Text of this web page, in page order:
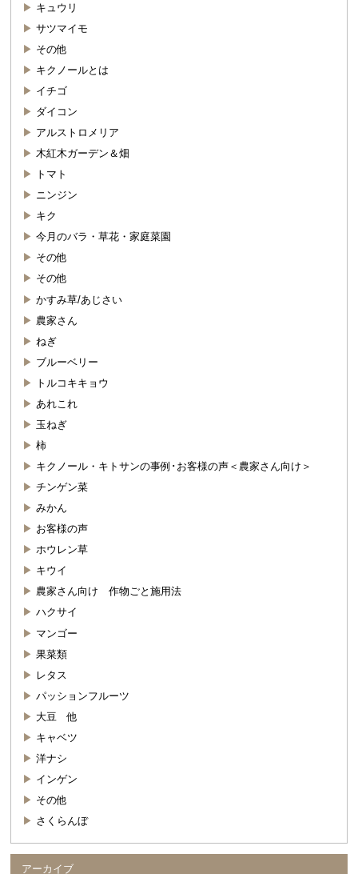
キュウリ
サツマイモ
その他
キクノールとは
イチゴ
ダイコン
アルストロメリア
木紅木ガーデン＆畑
トマト
ニンジン
キク
今月のバラ・草花・家庭菜園
その他
その他
かすみ草/あじさい
農家さん
ねぎ
ブルーベリー
トルコキキョウ
あれこれ
玉ねぎ
柿
キクノール・キトサンの事例･お客様の声＜農家さん向け＞
チンゲン菜
みかん
お客様の声
ホウレン草
キウイ
農家さん向け 作物ごと施用法
ハクサイ
マンゴー
果菜類
レタス
パッションフルーツ
大豆 他
キャベツ
洋ナシ
インゲン
その他
さくらんぼ
アーカイブ